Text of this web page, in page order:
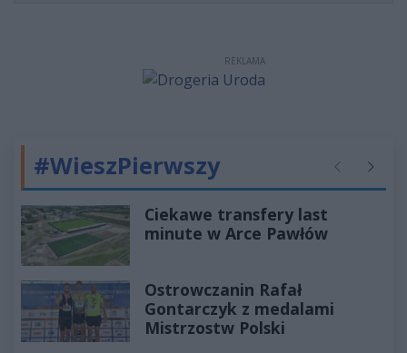
REKLAMA
#WieszPierwszy Poprzednie
Ciekawe transfery last
minute w Arce Pawłów
Ostrowczanin Rafał
Gontarczyk z medalami
Mistrzostw Polski